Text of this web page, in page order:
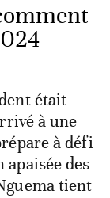
était
à une
à défi
des
tient